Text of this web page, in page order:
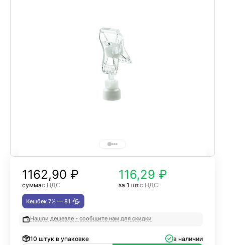
1162,90 ₽
суммас НДС
116,29 ₽
за 1 шт.с НДС
Кешбек 7% — 81
Нашли дешевле - сообщите нам для скидки
10 штук в упаковке в наличии